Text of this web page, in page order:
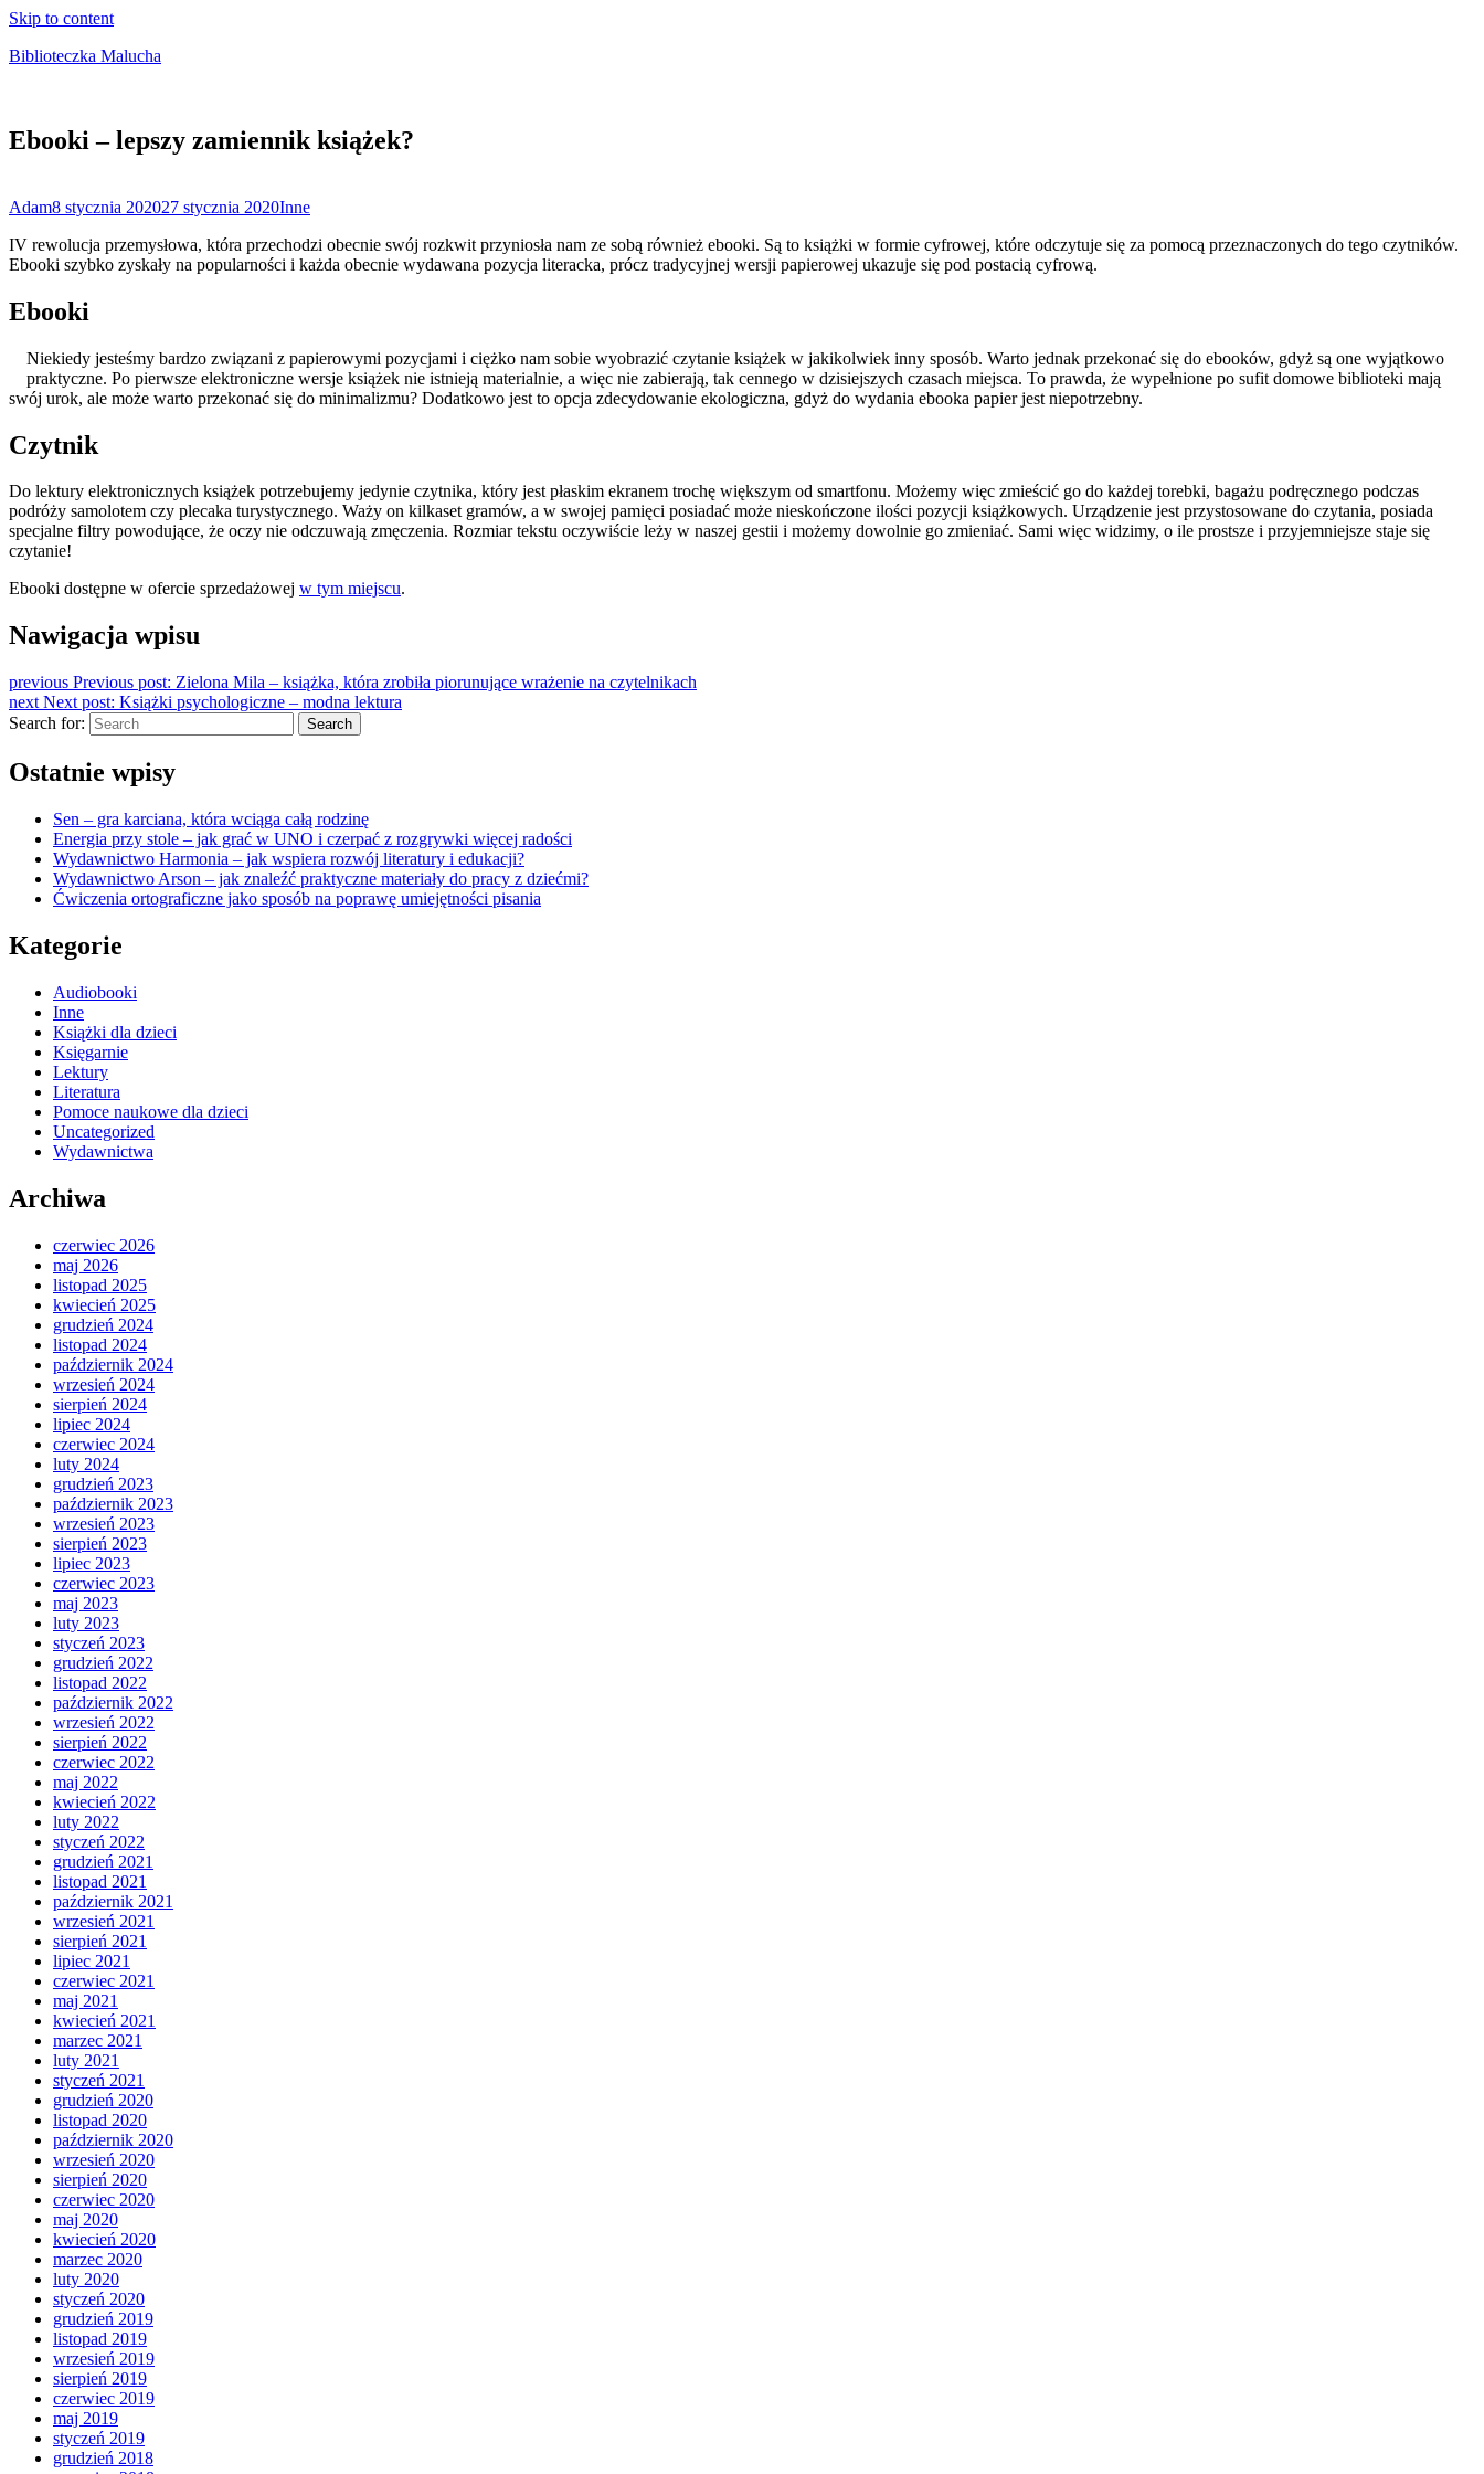
Skip to content
Biblioteczka Malucha
Ebooki – lepszy zamiennik książek?
Adam8 stycznia 202027 stycznia 2020Inne
IV rewolucja przemysłowa, która przechodzi obecnie swój rozkwit przyniosła nam ze sobą również ebooki. Są to książki w formie cyfrowej, które odczytuje się za pomocą przeznaczonych do tego czytników.
Ebooki szybko zyskały na popularności i każda obecnie wydawana pozycja literacka, prócz tradycyjnej wersji papierowej ukazuje się pod postacią cyfrową.
Ebooki
Niekiedy jesteśmy bardzo związani z papierowymi pozycjami i ciężko nam sobie wyobrazić czytanie książek w jakikolwiek inny sposób. Warto jednak przekonać się do ebooków, gdyż są one wyjątkowo
praktyczne. Po pierwsze elektroniczne wersje książek nie istnieją materialnie, a więc nie zabierają, tak cennego w dzisiejszych czasach miejsca. To prawda, że wypełnione po sufit domowe biblioteki mają
swój urok, ale może warto przekonać się do minimalizmu? Dodatkowo jest to opcja zdecydowanie ekologiczna, gdyż do wydania ebooka papier jest niepotrzebny.
Czytnik
Do lektury elektronicznych książek potrzebujemy jedynie czytnika, który jest płaskim ekranem trochę większym od smartfonu. Możemy więc zmieścić go do każdej torebki, bagażu podręcznego podczas
podróży samolotem czy plecaka turystycznego. Waży on kilkaset gramów, a w swojej pamięci posiadać może nieskończone ilości pozycji książkowych. Urządzenie jest przystosowane do czytania, posiada
specjalne filtry powodujące, że oczy nie odczuwają zmęczenia. Rozmiar tekstu oczywiście leży w naszej gestii i możemy dowolnie go zmieniać. Sami więc widzimy, o ile prostsze i przyjemniejsze staje się
czytanie!
Ebooki dostępne w ofercie sprzedażowej w tym miejscu.
Nawigacja wpisu
previous Previous post: Zielona Mila – książka, która zrobiła piorunujące wrażenie na czytelnikach
next Next post: Książki psychologiczne – modna lektura
Search for:
Search
Ostatnie wpisy
Sen – gra karciana, która wciąga całą rodzinę
Energia przy stole – jak grać w UNO i czerpać z rozgrywki więcej radości
Wydawnictwo Harmonia – jak wspiera rozwój literatury i edukacji?
Wydawnictwo Arson – jak znaleźć praktyczne materiały do pracy z dziećmi?
Ćwiczenia ortograficzne jako sposób na poprawę umiejętności pisania
Kategorie
Audiobooki
Inne
Książki dla dzieci
Księgarnie
Lektury
Literatura
Pomoce naukowe dla dzieci
Uncategorized
Wydawnictwa
Archiwa
czerwiec 2026
maj 2026
listopad 2025
kwiecień 2025
grudzień 2024
listopad 2024
październik 2024
wrzesień 2024
sierpień 2024
lipiec 2024
czerwiec 2024
luty 2024
grudzień 2023
październik 2023
wrzesień 2023
sierpień 2023
lipiec 2023
czerwiec 2023
maj 2023
luty 2023
styczeń 2023
grudzień 2022
listopad 2022
październik 2022
wrzesień 2022
sierpień 2022
czerwiec 2022
maj 2022
kwiecień 2022
luty 2022
styczeń 2022
grudzień 2021
listopad 2021
październik 2021
wrzesień 2021
sierpień 2021
lipiec 2021
czerwiec 2021
maj 2021
kwiecień 2021
marzec 2021
luty 2021
styczeń 2021
grudzień 2020
listopad 2020
październik 2020
wrzesień 2020
sierpień 2020
czerwiec 2020
maj 2020
kwiecień 2020
marzec 2020
luty 2020
styczeń 2020
grudzień 2019
listopad 2019
wrzesień 2019
sierpień 2019
czerwiec 2019
maj 2019
styczeń 2019
grudzień 2018